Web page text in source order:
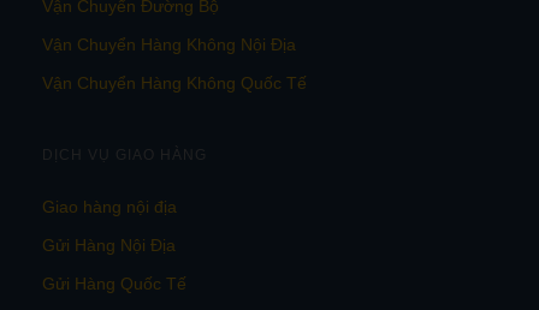
Vận Chuyển Đường Bộ
Vận Chuyển Hàng Không Nội Địa
Vận Chuyển Hàng Không Quốc Tế
DỊCH VỤ GIAO HÀNG
Giao hàng nội địa
Gửi Hàng Nội Địa
Gửi Hàng Quốc Tế